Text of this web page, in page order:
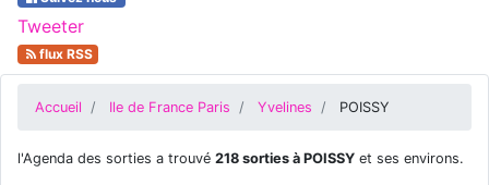
Tweeter
flux RSS
Accueil Ile de France Paris Yvelines POISSY
l'Agenda des sorties a trouvé 218 sorties à POISSY et ses environs.